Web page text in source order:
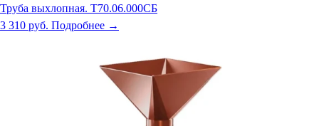
Труба выхлопная. Т70.06.000СБ
3 310 руб. Подробнее →